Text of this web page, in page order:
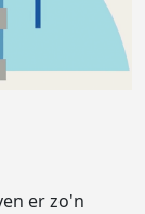
er zo'n